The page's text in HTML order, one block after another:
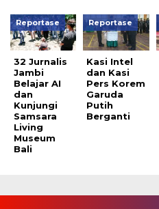
Reportase
32 Jurnalis
Jambi
Belajar AI
dan
Kunjungi
Samsara
Living
Museum
Bali
Reportase
Kasi Intel
dan Kasi
Pers Korem
Garuda
Putih
Berganti